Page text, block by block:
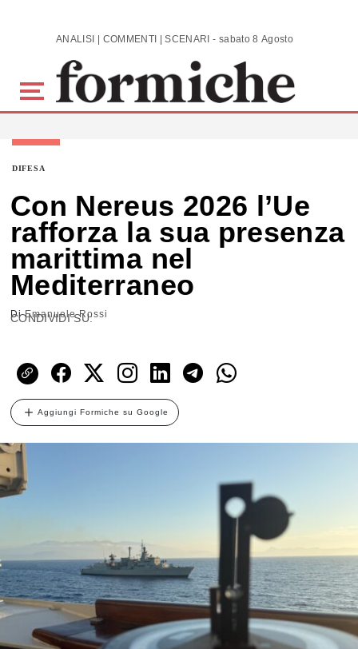
Skip to main content ANALISI | COMMENTI | SCENARI - sabato 8 Agosto 2026
DIFESA
Con Nereus 2026 l’Ue
rafforza la sua presenza
marittima nel
Mediterraneo
DiEmanuele Rossi
CONDIVIDI SU:
Aggiungi Formiche su Google